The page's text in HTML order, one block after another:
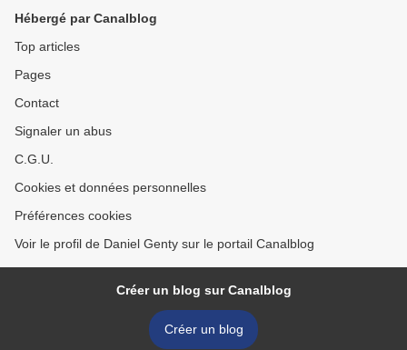
Hébergé par Canalblog
Top articles
Pages
Contact
Signaler un abus
C.G.U.
Cookies et données personnelles
Préférences cookies
Voir le profil de Daniel Genty sur le portail Canalblog
Créer un blog sur Canalblog
Créer un blog